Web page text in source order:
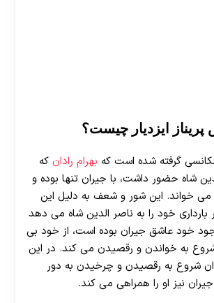
ایزدیار چیست؟
گرفته شده است که بهرام رادان که
شاه حضور داشت، با جیران تنها بوده و
را می خواند. این شور و شعف به دلیل این
بارداری خود را به ناصر الدین شاه می دهد
خود عاشق جیران بوده است، از خود بی
به خواندن و رقصیدن می کند. در این
شروع به رقصیدن و چرخیدن به دور
نیز او را همراهی می کند.